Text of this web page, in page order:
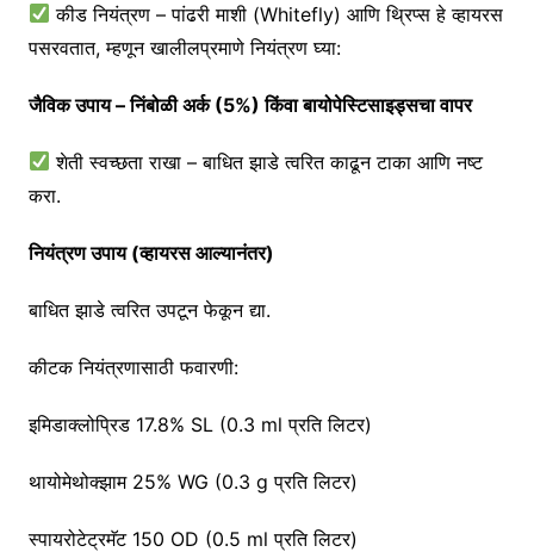
कीड नियंत्रण – पांढरी माशी (Whitefly) आणि थ्रिप्स हे व्हायरस
पसरवतात, म्हणून खालीलप्रमाणे नियंत्रण घ्या:
जैविक उपाय – निंबोळी अर्क (5%) किंवा बायोपेस्टिसाइड्सचा वापर
शेती स्वच्छता राखा – बाधित झाडे त्वरित काढून टाका आणि नष्ट
करा.
नियंत्रण उपाय (व्हायरस आल्यानंतर)
बाधित झाडे त्वरित उपटून फेकून द्या.
कीटक नियंत्रणासाठी फवारणी:
इमिडाक्लोप्रिड 17.8% SL (0.3 ml प्रति लिटर)
थायोमेथोक्झाम 25% WG (0.3 g प्रति लिटर)
स्पायरोटेट्रमॅट 150 OD (0.5 ml प्रति लिटर)